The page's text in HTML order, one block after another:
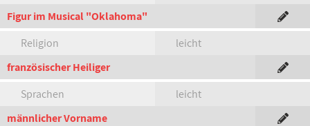
Figur im Musical "Oklahoma"
Religion
leicht
französischer Heiliger
Sprachen
leicht
männlicher Vorname